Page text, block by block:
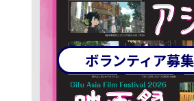
ボランティア募集